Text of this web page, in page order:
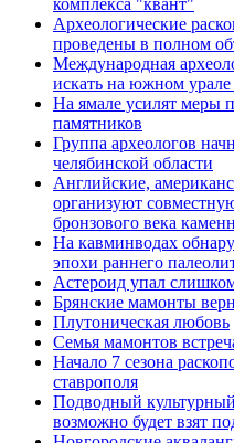
комплекса "квант"
Археологические
проведены в полном
Международная
искать на южном урале
На ямале усилят меры
памятников
Группа археологов
челябинской области
Английские,
организуют
бронзового века
На кавминводах
эпохи раннего
Астероид упал
Брянские мамонты
Плутоническая любовь
Семья мамонтов
Начало 7 сезона
ставрополя
Подводный
возможно будет взят